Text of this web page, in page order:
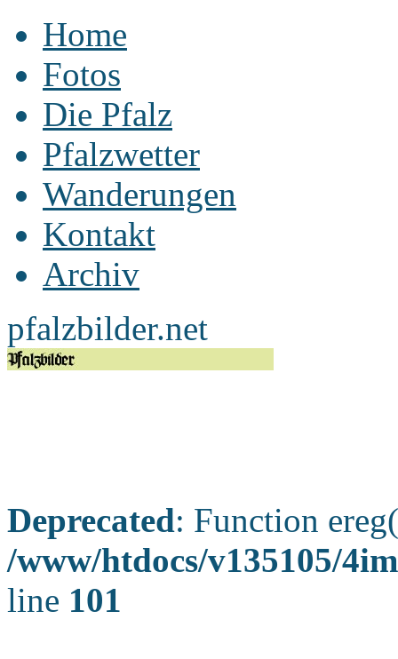
Home
Fotos
Die Pfalz
Pfalzwetter
Wanderungen
Kontakt
Archiv
pfalzbilder.net
Deprecated: Function
/www/htdocs/v135105/
line 101